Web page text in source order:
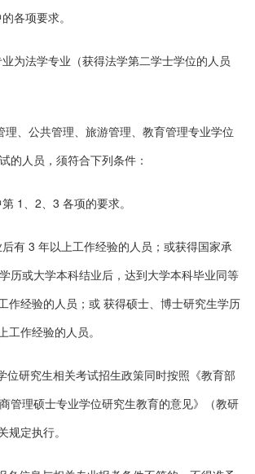
各项要求。
业为法学专业（获得法学第二学士学位的人员
理、公共管理、旅游管理、教育管理专业学位
的人员，须符合下列条件：
1、2、3 各项的要求。
后有 3 年以上工作经验的人员；或获得国家承
历或大学本科结业后，达到大学本科毕业同等
作经验的人员；或 获得硕士、博士研究生学历
工作经验的人员。
位研究生相关考试招生政策同时按照《教育部
管理硕士专业学位研究生教育的意见》（教研
规定执行。